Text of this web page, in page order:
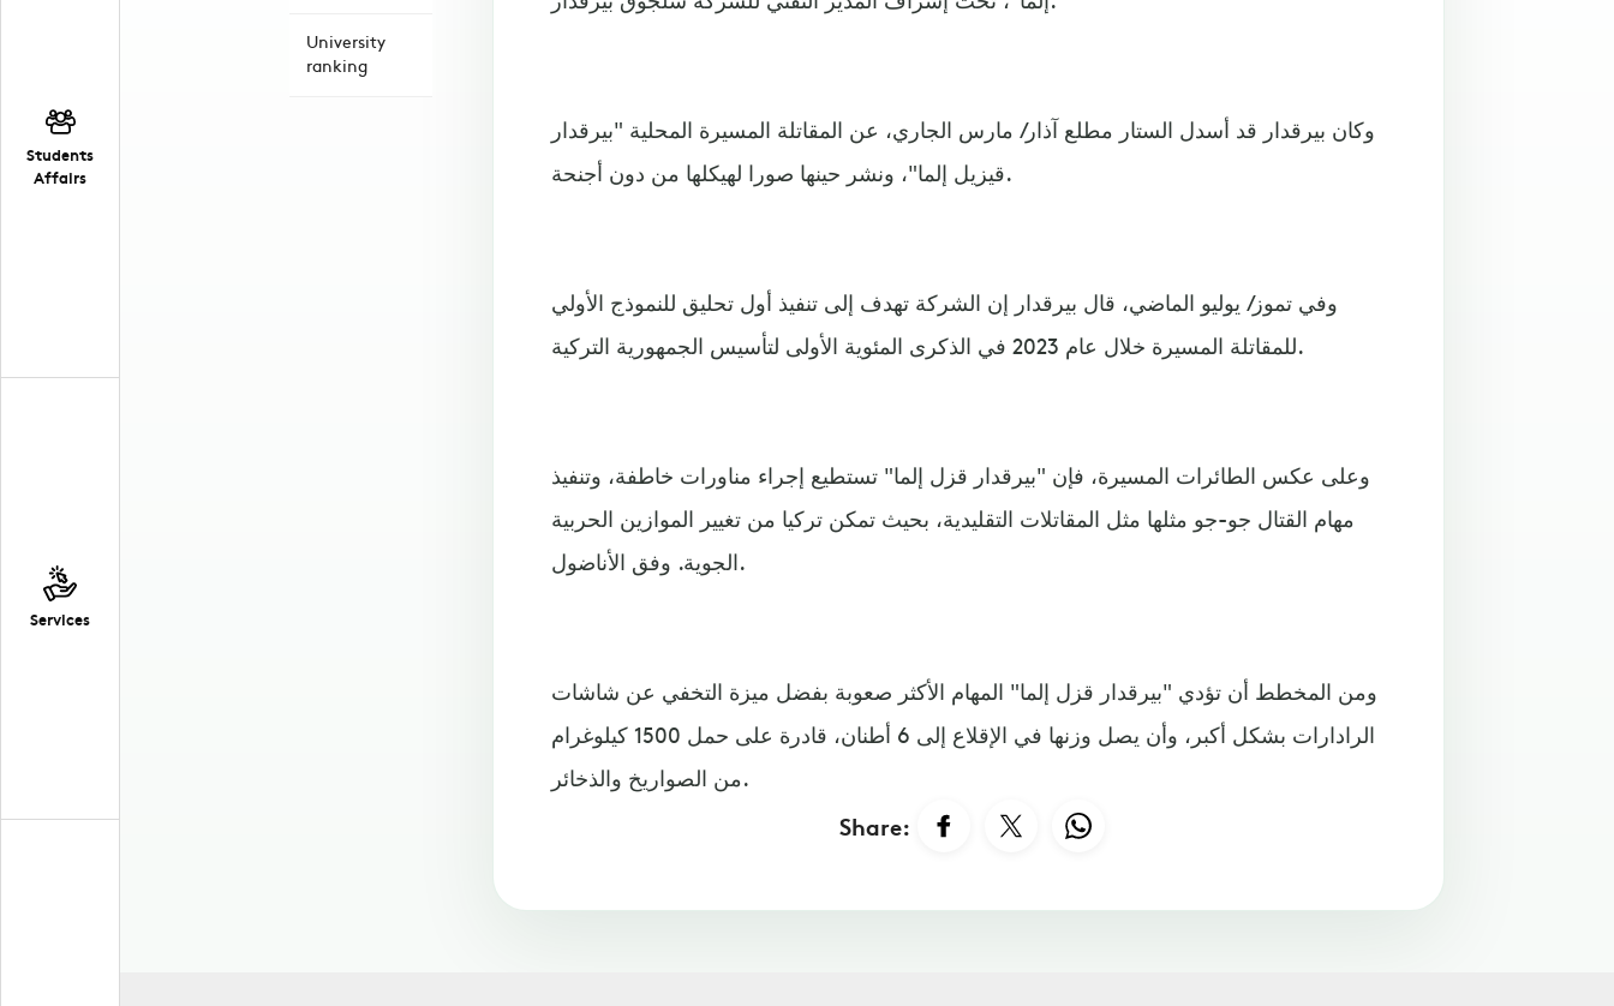
Students
Affairs
Services
University
ranking
وكان بيرقدار قد أسدل الستار مطلع آذار/ مارس الجاري، عن المقاتلة المسيرة المحلية "بيرقدار
قيزيل إلما"، ونشر حينها صورا لهيكلها من دون أجنحة.
وفي تموز/ يوليو الماضي، قال بيرقدار إن الشركة تهدف إلى تنفيذ أول تحليق للنموذج الأولي
للمقاتلة المسيرة خلال عام 2023 في الذكرى المئوية الأولى لتأسيس الجمهورية التركية.
وعلى عكس الطائرات المسيرة، فإن "بيرقدار قزل إلما" تستطيع إجراء مناورات خاطفة، وتنفيذ
مهام القتال جو-جو مثلها مثل المقاتلات التقليدية، بحيث تمكن تركيا من تغيير الموازين الحربية
الجوية. وفق الأناضول.
ومن المخطط أن تؤدي "بيرقدار قزل إلما" المهام الأكثر صعوبة بفضل ميزة التخفي عن شاشات
الرادارات بشكل أكبر، وأن يصل وزنها في الإقلاع إلى 6 أطنان، قادرة على حمل 1500 كيلوغرام
من الصواريخ والذخائر.
Share: